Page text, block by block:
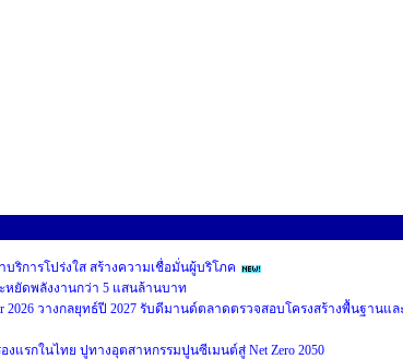
ริการโปร่งใส สร้างความเชื่อมั่นผู้บริโภค
หยัดพลังงานกว่า 5 แสนล้านบาท
2026 วางกลยุทธ์ปี 2027 รับดีมานด์ตลาดตรวจสอบโครงสร้างพื้นฐานแล
รกในไทย ปูทางอุตสาหกรรมปูนซีเมนต์สู่ Net Zero 2050